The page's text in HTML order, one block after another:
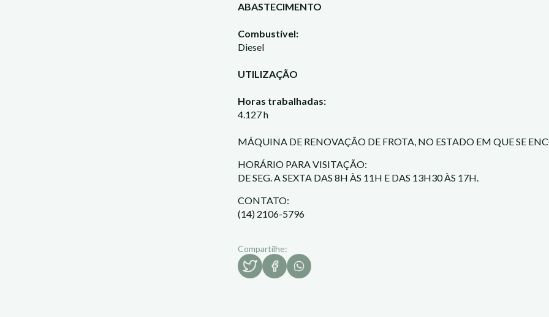
ABASTECIMENTO
Combustível:
Diesel
UTILIZAÇÃO
Horas trabalhadas:
4.127 h
MÁQUINA DE RENOVAÇÃO DE FROTA, NO ESTADO EM QUE SE
HORÁRIO PARA VISITAÇÃO:
DE SEG. A SEXTA DAS 8H ÀS 11H E DAS 13H30 ÀS 17H.
CONTATO:
(14) 2106-5796
Compartilhe: